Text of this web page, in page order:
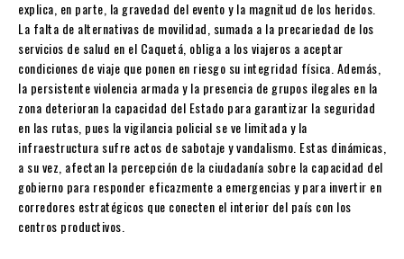
explica, en parte, la gravedad del evento y la magnitud de los heridos.
La falta de alternativas de movilidad, sumada a la precariedad de los
servicios de salud en el Caquetá, obliga a los viajeros a aceptar
condiciones de viaje que ponen en riesgo su integridad física. Además,
la persistente violencia armada y la presencia de grupos ilegales en la
zona deterioran la capacidad del Estado para garantizar la seguridad
en las rutas, pues la vigilancia policial se ve limitada y la
infraestructura sufre actos de sabotaje y vandalismo. Estas dinámicas,
a su vez, afectan la percepción de la ciudadanía sobre la capacidad del
gobierno para responder eficazmente a emergencias y para invertir en
corredores estratégicos que conecten el interior del país con los
centros productivos.